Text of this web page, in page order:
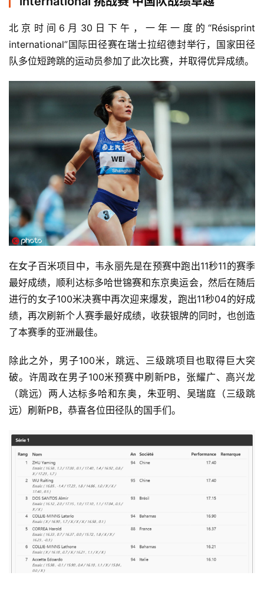
北京时间6月30日下午，一年一度的“Résisprint
international”国际田径赛在瑞士拉绍德封举行，国家田径
队多位短跨跳的运动员参加了此次比赛，并取得优异成绩。
在女子百米项目中，韦永丽先是在预赛中跑出11秒11的赛季
最好成绩，顺利达标多哈世锦赛和东京奥运会，然后在随后
进行的女子100米决赛中再次迎来爆发，跑出11秒04的好成
绩，再次刷新个人赛季最好成绩，收获银牌的同时，也创造
了本赛季的亚洲最佳。
除此之外，男子100米，跳远、三级跳项目也取得巨大突
破。许周政在男子100米预赛中刷新PB，张耀广、高兴龙
（跳远）两人达标多哈和东奥，朱亚明、吴瑞庭（三级跳
远）刷新PB，恭喜各位田径队的国手们。